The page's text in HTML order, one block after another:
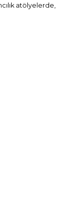
atölyelerde,